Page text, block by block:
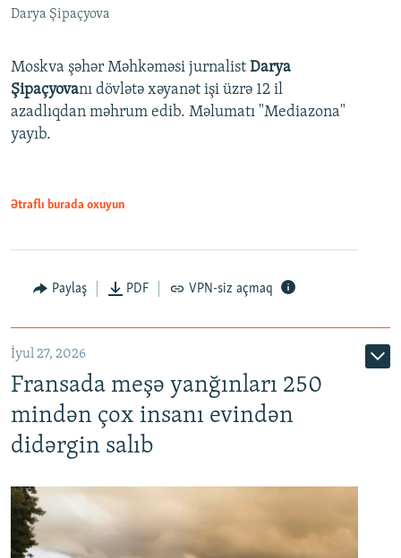
Darya Şipaçyova
Moskva şəhər Məhkəməsi jurnalist Darya
Şipaçyovanı dövlətə xəyanət işi üzrə 12 il
azadlıqdan məhrum edib. Məlumatı "Mediazona"
yayıb.
Ətraflı burada oxuyun
Paylaş PDF VPN-siz açmaq
İyul 27, 2026
Fransada meşə yanğınları 250
mindən çox insanı evindən
didərgin salıb